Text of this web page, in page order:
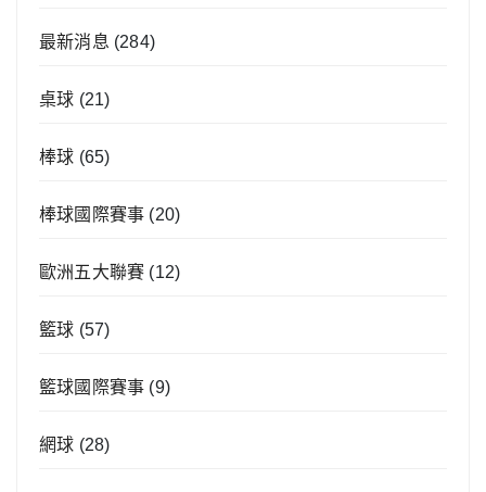
最新消息 (284)
桌球 (21)
棒球 (65)
棒球國際賽事 (20)
歐洲五大聯賽 (12)
籃球 (57)
籃球國際賽事 (9)
網球 (28)